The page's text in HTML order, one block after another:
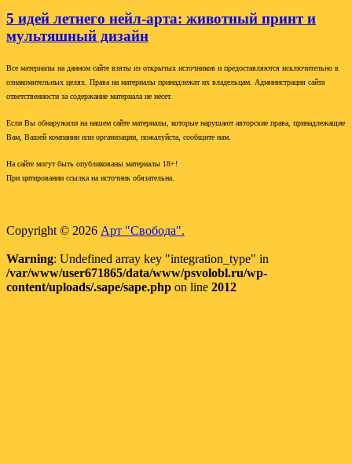
5 идей летнего нейл-арта: животный принт и
мультяшный дизайн
Все материалы на данном сайте взяты из открытых источников и предоставляются исключительно в
ознакомительных целях. Права на материалы принадлежат их владельцам. Администрация сайта
ответственности за содержание материала не несет.
Если Вы обнаружили на нашем сайте материалы, которые нарушают авторские права, принадлежащие
Вам, Вашей компании или организации, пожалуйста, сообщите нам.
На сайте могут быть опубликованы материалы 18+!
При цитировании ссылка на источник обязательна.
Copyright © 2026 Арт "Свобода".
Warning: Undefined array key "integration_type" in
/var/www/user671865/data/www/psvolobl.ru/wp-
content/uploads/.sape/sape.php on line 2012